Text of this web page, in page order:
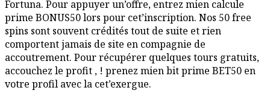
Fortuna. Pour appuyer un’offre, entrez mien calcule
prime BONUS50 lors pour cet’inscription. Nos 50 free
spins sont souvent crédités tout de suite et rien
comportent jamais de site en compagnie de
accoutrement. Pour récupérer quelques tours gratuits,
accouchez le profit , ! prenez mien bit prime BET50 en
votre profil avec la cet’exergue.